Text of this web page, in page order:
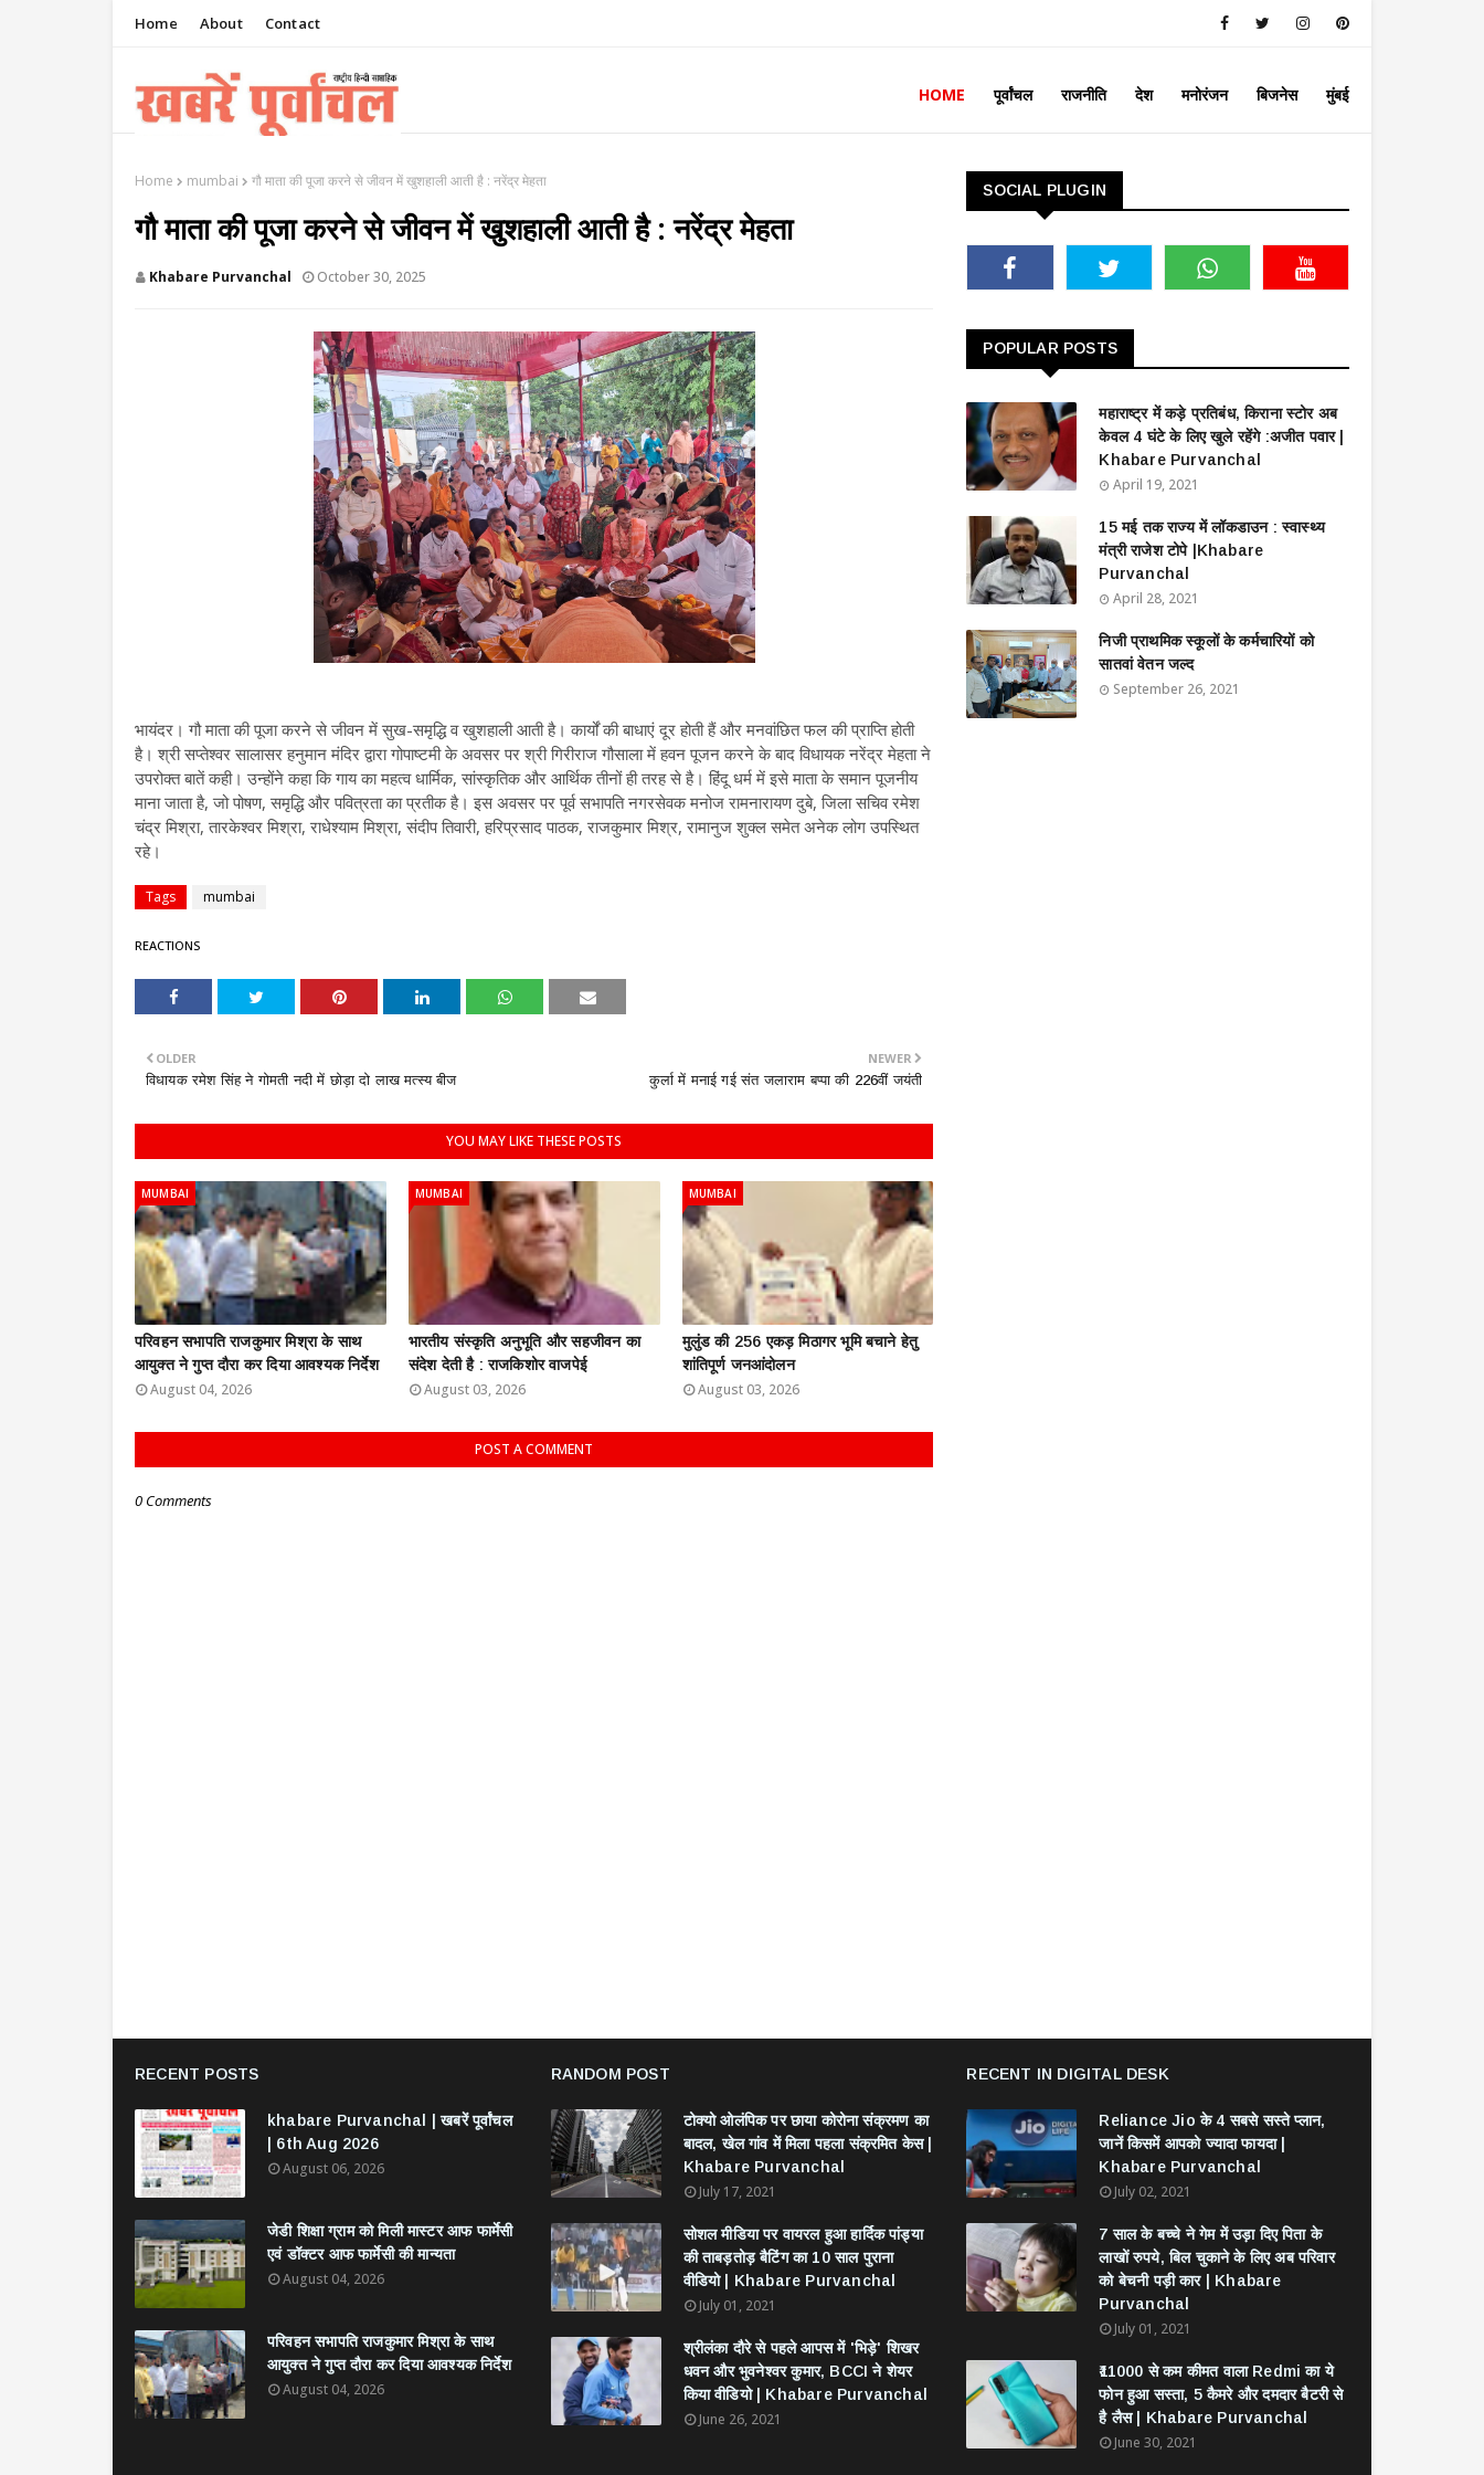
Home About Contact
HOME पूर्वांचल राजनीति देश मनोरंजन बिजनेस मुंबई
Home mumbai गौ माता की पूजा करने से जीवन में खुशहाली आती है : नरेंद्र मेहता
गौ माता की पूजा करने से जीवन में खुशहाली आती है : नरेंद्र मेहता
Khabare Purvanchal October 30, 2025
भायंदर। गौ माता की पूजा करने से जीवन में सुख-समृद्धि व खुशहाली आती है। कार्यों की बाधाएं दूर होती हैं और मनवांछित फल की प्राप्ति होती
है। श्री सप्तेश्वर सालासर हनुमान मंदिर द्वारा गोपाष्टमी के अवसर पर श्री गिरीराज गौसाला में हवन पूजन करने के बाद विधायक नरेंद्र मेहता ने
उपरोक्त बातें कही। उन्होंने कहा कि गाय का महत्व धार्मिक, सांस्कृतिक और आर्थिक तीनों ही तरह से है। हिंदू धर्म में इसे माता के समान पूजनीय
माना जाता है, जो पोषण, समृद्धि और पवित्रता का प्रतीक है। इस अवसर पर पूर्व सभापति नगरसेवक मनोज रामनारायण दुबे, जिला सचिव रमेश
चंद्र मिश्रा, तारकेश्वर मिश्रा, राधेश्याम मिश्रा, संदीप तिवारी, हरिप्रसाद पाठक, राजकुमार मिश्र, रामानुज शुक्ल समेत अनेक लोग उपस्थित
रहे।
Tags mumbai
REACTIONS
NEWER
कुर्ला में मनाई गई संत जलाराम बप्पा की 226वीं जयंती
OLDER
विधायक रमेश सिंह ने गोमती नदी में छोड़ा दो लाख मत्स्य बीज
YOU MAY LIKE THESE POSTS
MUMBAI
परिवहन सभापति राजकुमार मिश्रा के साथ
आयुक्त ने गुप्त दौरा कर दिया आवश्यक निर्देश
August 04, 2026
MUMBAI
भारतीय संस्कृति अनुभूति और सहजीवन का
संदेश देती है : राजकिशोर वाजपेई
August 03, 2026
MUMBAI
मुलुंड की 256 एकड़ मिठागर भूमि बचाने हेतु
शांतिपूर्ण जनआंदोलन
August 03, 2026
POST A COMMENT
0 Comments
SOCIAL PLUGIN
POPULAR POSTS
महाराष्ट्र में कड़े प्रतिबंध, किराना स्टोर अब
केवल 4 घंटे के लिए खुले रहेंगे :अजीत पवार |
Khabare Purvanchal
April 19, 2021
15 मई तक राज्य में लॉकडाउन : स्वास्थ्य
मंत्री राजेश टोपे |Khabare
Purvanchal
April 28, 2021
निजी प्राथमिक स्कूलों के कर्मचारियों को
सातवां वेतन जल्द
September 26, 2021
RECENT POSTS
khabare Purvanchal | खबरें पूर्वांचल
| 6th Aug 2026
August 06, 2026
जेडी शिक्षा ग्राम को मिली मास्टर आफ फार्मेसी
एवं डॉक्टर आफ फार्मेसी की मान्यता
August 04, 2026
परिवहन सभापति राजकुमार मिश्रा के साथ
आयुक्त ने गुप्त दौरा कर दिया आवश्यक निर्देश
August 04, 2026
RANDOM POST
टोक्यो ओलंपिक पर छाया कोरोना संक्रमण का
बादल, खेल गांव में मिला पहला संक्रमित केस |
Khabare Purvanchal
July 17, 2021
सोशल मीडिया पर वायरल हुआ हार्दिक पांड्या
की ताबड़तोड़ बैटिंग का 10 साल पुराना
वीडियो | Khabare Purvanchal
July 01, 2021
श्रीलंका दौरे से पहले आपस में 'भिड़े' शिखर
धवन और भुवनेश्वर कुमार, BCCI ने शेयर
किया वीडियो | Khabare Purvanchal
June 26, 2021
RECENT IN DIGITAL DESK
Reliance Jio के 4 सबसे सस्ते प्लान,
जानें किसमें आपको ज्यादा फायदा |
Khabare Purvanchal
July 02, 2021
7 साल के बच्चे ने गेम में उड़ा दिए पिता के
लाखों रुपये, बिल चुकाने के लिए अब परिवार
को बेचनी पड़ी कार | Khabare
Purvanchal
July 01, 2021
₹11000 से कम कीमत वाला Redmi का ये
फोन हुआ सस्ता, 5 कैमरे और दमदार बैटरी से
है लैस | Khabare Purvanchal
June 30, 2021